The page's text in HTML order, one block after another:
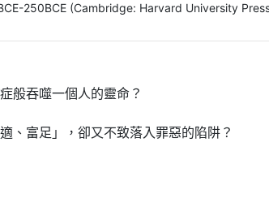
250BCE (Cambridge: Harvard University
般吞噬一個人的靈命？
、富足」，卻又不致落入罪惡的陷阱？